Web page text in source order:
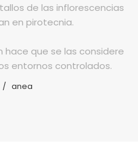
de las inflorescencias
en pirotecnia.
hace que se las considere
entornos controlados.
anea